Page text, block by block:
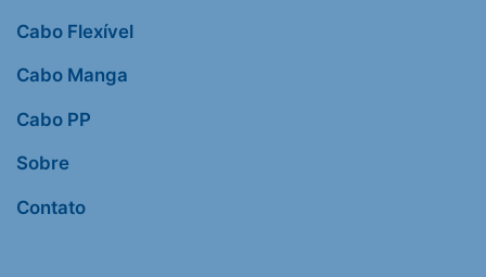
Cabo Flexível
Cabo Manga
Cabo PP
Sobre
Contato